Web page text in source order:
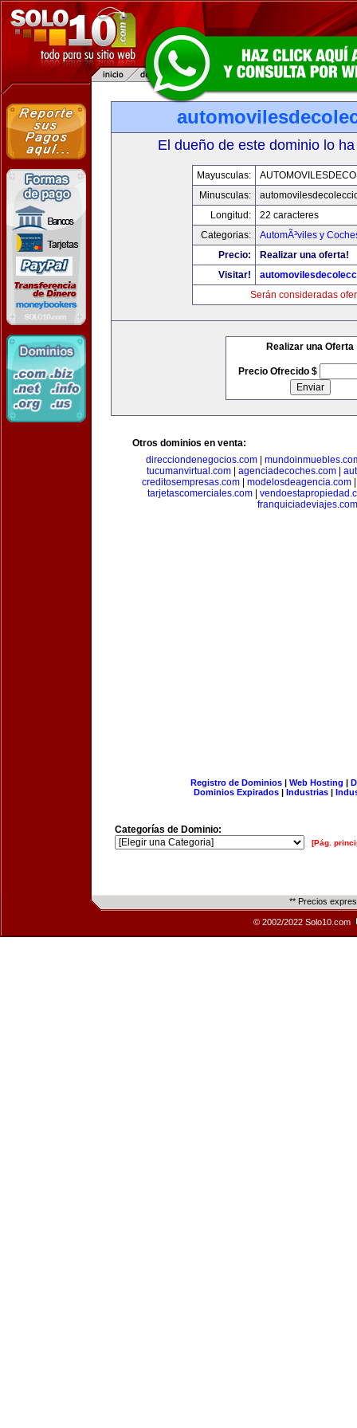
El dueño de este dominio lo
Mayusculas:
Minusculas:
Longitud:
22 caracteres
Categorias:
AutomÃ³viles y
Precio:
Realizar una oferta!
Visitar!
Serán consideradas
Realizar una Oferta
Precio Ofrecido $
Otros dominios en venta:
direcciondenegocios.com
tucumanvirtual.com| agenciadecoches.com|
creditosempresas.com| modelosdeagencia.com
tarjetascomerciales.com|
franquiciadeviajes.com
Registro de Dominios| Web Hosting |
Dominios Expirados | Industrias |
Categorías de Dominio:
[Pág.
** Precios
© 2002/2022 Solo10.com